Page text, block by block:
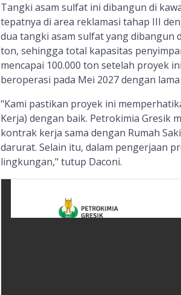
Tangki asam sulfat ini dibangun di
tepatnya di area reklamasi tahap III
dua tangki asam sulfat yang dibangun
ton, sehingga total kapasitas
mencapai 100.000 ton setelah proyek
beroperasi pada Mei 2027 dengan
"Kami pastikan proyek ini
Kerja) dengan baik. Petrokimia Gresik
kontrak kerja sama dengan Rumah
darurat. Selain itu, dalam pengerjaan
lingkungan," tutup Daconi.